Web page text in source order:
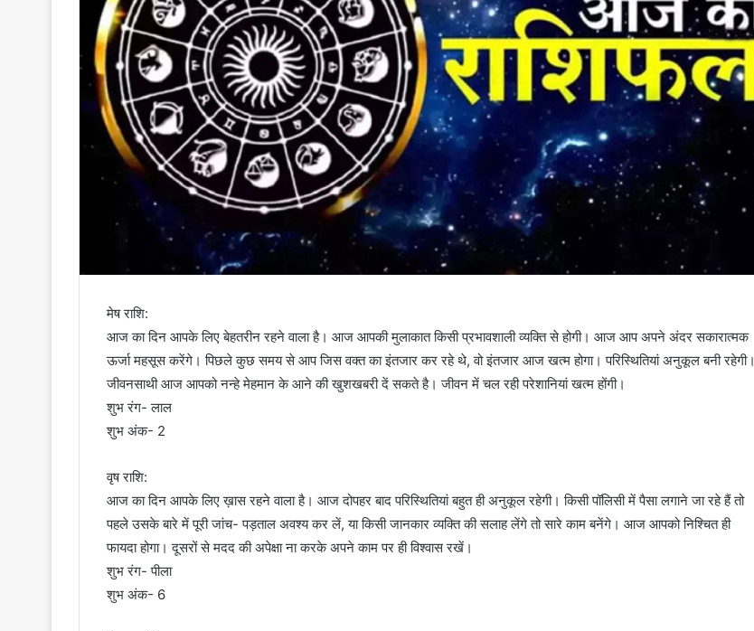
मेष राशि:
आज का दिन आपके लिए बेहतरीन रहने वाला है। आज आपकी मुलाकात किसी प्रभावशाली व्यक्ति से होगी। आज आप अपने अंदर सकारात्मक
ऊर्जा महसूस करेंगे। पिछले कुछ समय से आप जिस वक्त का इंतजार कर रहे थे, वो इंतजार आज खत्म होगा। परिस्थितियां अनुकूल बनी रहेगी।
जीवनसाथी आज आपको नन्हे मेहमान के आने की खुशखबरी दें सकते है। जीवन में चल रही परेशानियां खत्म होंगी।
शुभ रंग- लाल
शुभ अंक- 2
वृष राशि:
आज का दिन आपके लिए ख़ास रहने वाला है। आज दोपहर बाद परिस्थितियां बहुत ही अनुकूल रहेगी। किसी पॉलिसी में पैसा लगाने जा रहे हैं तो
पहले उसके बारे में पूरी जांच- पड़ताल अवश्य कर लें, या किसी जानकार व्यक्ति की सलाह लेंगे तो सारे काम बनेंगे। आज आपको निश्चित ही
फायदा होगा। दूसरों से मदद की अपेक्षा ना करके अपने काम पर ही विश्वास रखें।
शुभ रंग- पीला
शुभ अंक- 6